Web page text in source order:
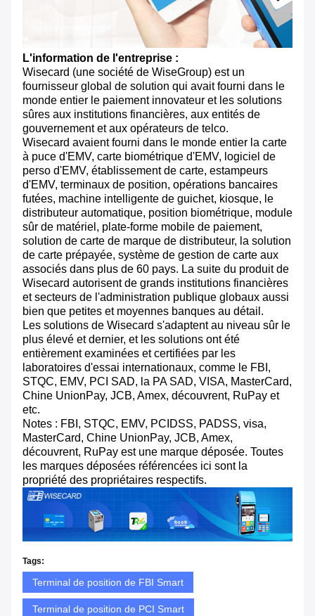
L'information de l'entreprise :
Wisecard (une société de WiseGroup) est un
fournisseur global de solution qui avait fourni dans le
monde entier le paiement innovateur et les solutions
sûres aux institutions financières, aux entités de
gouvernement et aux opérateurs de telco.
Wisecard avaient fourni dans le monde entier la carte
à puce d'EMV, carte biométrique d'EMV, logiciel de
perso d'EMV, établissement de carte, estampeurs
d'EMV, terminaux de position, opérations bancaires
futées, machine intelligente de guichet, kiosque, le
distributeur automatique, position biométrique, module
sûr de matériel, plate-forme mobile de paiement,
solution de carte de marque de distributeur, la solution
de carte prépayée, système de gestion de carte aux
associés dans plus de 60 pays. La suite du produit de
Wisecard autorisent de grands institutions financières
et secteurs de l'administration publique globaux aussi
bien que petites et moyennes banques au détail.
Les solutions de Wisecard s'adaptent au niveau sûr le
plus élevé et dernier, et les solutions ont été
entièrement examinées et certifiées par les
laboratoires d'essai internationaux, comme le FBI,
STQC, EMV, PCI SAD, la PA SAD, VISA, MasterCard,
Chine UnionPay, JCB, Amex, découvrent, RuPay et
etc.
Notes : FBI, STQC, EMV, PCIDSS, PADSS, visa,
MasterCard, Chine UnionPay, JCB, Amex,
découvrent, RuPay est une marque déposée. Toutes
les marques déposées référencées ici sont la
propriété des propriétaires respectifs.
Tags:
Terminal de position de FBI Smart
Terminal de position de PCI Smart